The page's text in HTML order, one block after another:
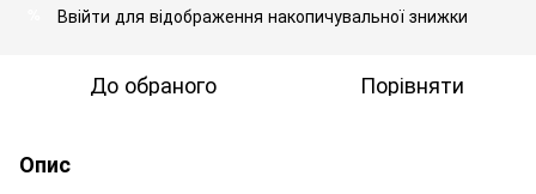
Ввійти для відображення накопичувальної знижки
До обраного Порівняти
Опис